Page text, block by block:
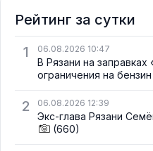
Рейтинг за сутки
1
06.08.2026 10:47
В Рязани на заправках
ограничения на бензин
2 06.08.2026 12:39
Экс-глава Рязани
(660)